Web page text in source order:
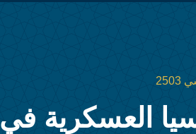
العسكرية في